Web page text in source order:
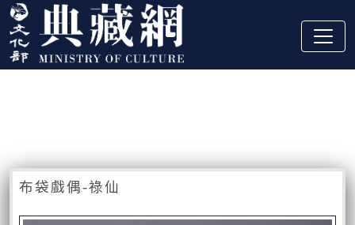
跳到主要內容
:::
布袋戲偶-祿仙